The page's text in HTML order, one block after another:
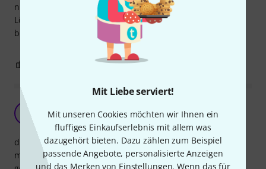
Mit Liebe serviert!
Mit unseren Cookies möchten wir Ihnen ein
fluffiges Einkaufserlebnis mit allem was
dazugehört bieten. Dazu zählen zum Beispiel
passende Angebote, personalisierte Anzeigen
und das Merken von Einstellungen. Wenn das für
nicht etwas besonders "Lautes" braucht, dann ist das die
Lösung. Kompakt, mit den Bügeln leicht zu montieren, und
bei normaler Nutzung jahrelang zu gebrauchen.
BEWERTUNG MELDEN
B
benzinpunk 22.01.2015
die alten boxen (4 st) wie auch die neuen (2 st) hängen bei
mir jetzt genmeinsam an der decke als monitorwand für